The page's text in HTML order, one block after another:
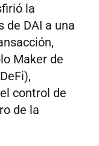
la
de DAI a una
Maker de
control de
de la